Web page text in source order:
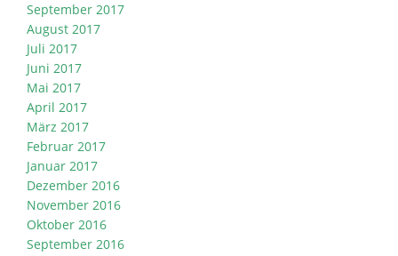
September 2017
August 2017
Juli 2017
Juni 2017
Mai 2017
April 2017
März 2017
Februar 2017
Januar 2017
Dezember 2016
November 2016
Oktober 2016
September 2016